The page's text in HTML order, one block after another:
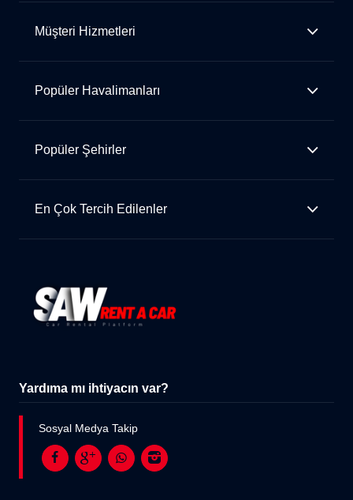
Müşteri Hizmetleri
Popüler Havalimanları
Popüler Şehirler
En Çok Tercih Edilenler
Yardıma mı ihtiyacın var?
Sosyal Medya Takip